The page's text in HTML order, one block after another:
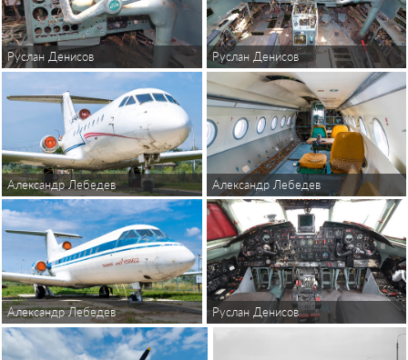
Руслан Денисов Руслан Денисов
Александр Лебедев Александр Лебедев
Александр Лебедев Руслан Денисов